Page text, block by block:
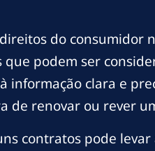
do consumidor
podem ser
clara e
de renovar ou rever
contratos pode